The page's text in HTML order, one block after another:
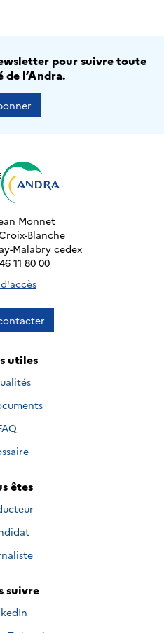
pour suivre toute
de l’Andra.
Monnet
Blanche
Malabry cedex
11 80 00
utiles
êtes
suivre
suivre sur